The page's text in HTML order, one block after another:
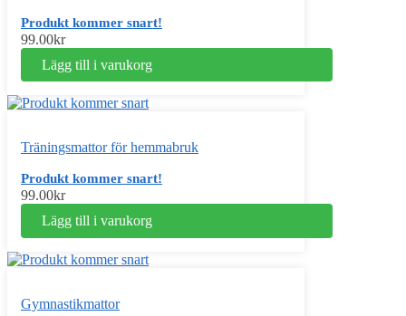
Produkt kommer snart!
99.00kr
Lägg till i varukorg
Träningsmattor för hemmabruk
Produkt kommer snart!
99.00kr
Lägg till i varukorg
Gymnastikmattor